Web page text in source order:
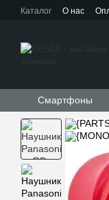
Перейти к
Каталог О нас
Смартфоны